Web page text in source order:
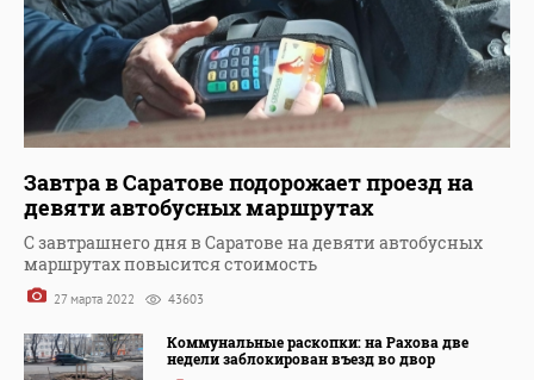
Завтра в Саратове подорожает проезд на
девяти автобусных маршрутах
С завтрашнего дня в Саратове на девяти автобусных
маршрутах повысится стоимость
27 марта 2022 43603
Коммунальные раскопки: на Рахова две
недели заблокирован въезд во двор